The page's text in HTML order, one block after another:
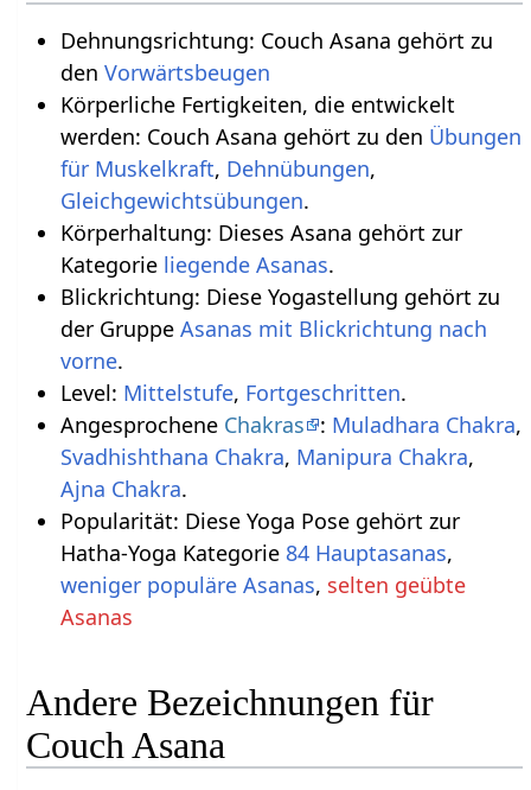
Dehnungsrichtung: Couch Asana gehört zu
den Vorwärtsbeugen
Körperliche Fertigkeiten, die entwickelt
werden: Couch Asana gehört zu den Übungen
für Muskelkraft, Dehnübungen,
Gleichgewichtsübungen.
Körperhaltung: Dieses Asana gehört zur
Kategorie liegende Asanas.
Blickrichtung: Diese Yogastellung gehört zu
der Gruppe Asanas mit Blickrichtung nach
vorne.
Level: Mittelstufe, Fortgeschritten.
Angesprochene Chakras : Muladhara Chakra,
Svadhishthana Chakra, Manipura Chakra,
Ajna Chakra.
Popularität: Diese Yoga Pose gehört zur
Hatha-Yoga Kategorie 84 Hauptasanas,
weniger populäre Asanas, selten geübte
Asanas
Andere Bezeichnungen für
Couch Asana